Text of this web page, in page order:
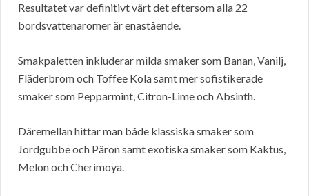
Resultatet var definitivt värt det eftersom alla 22
bordsvattenaromer är enastående.
Smakpaletten inkluderar milda smaker som Banan, Vanilj,
Fläderbrom och Toffee Kola samt mer sofistikerade
smaker som Pepparmint, Citron-Lime och Absinth.
Däremellan hittar man både klassiska smaker som
Jordgubbe och Päron samt exotiska smaker som Kaktus,
Melon och Cherimoya.